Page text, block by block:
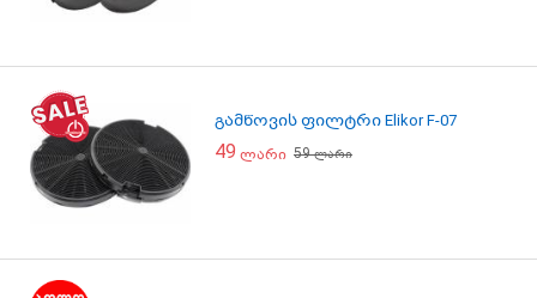
გამწოვის ფილტრი Elikor F-07
49 ლარი 59ლარი